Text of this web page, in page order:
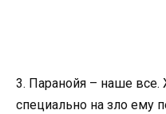
3. Паранойя – наше
специально на зло ему